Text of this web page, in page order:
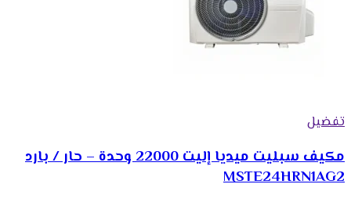
تفضيل
مكيف سبليت ميديا إليت 22000 وحدة – حار / بارد
MSTE24HRN1AG2